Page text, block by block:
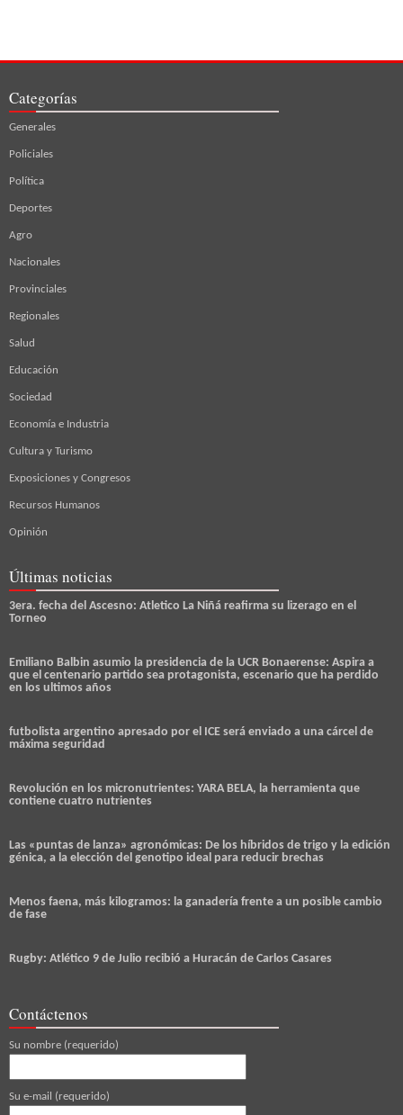
Categorías
Generales
Policiales
Política
Deportes
Agro
Nacionales
Provinciales
Regionales
Salud
Educación
Sociedad
Economía e Industria
Cultura y Turismo
Exposiciones y Congresos
Recursos Humanos
Opinión
Últimas noticias
3era. fecha del Ascesno: Atletico La Niñá reafirma su lizerago en el
Torneo
Emiliano Balbin asumio la presidencia de la UCR Bonaerense: Aspira a
que el centenario partido sea protagonista, escenario que ha perdido
en los ultimos años
futbolista argentino apresado por el ICE será enviado a una cárcel de
máxima seguridad
Revolución en los micronutrientes: YARA BELA, la herramienta que
contiene cuatro nutrientes
Las «puntas de lanza» agronómicas: De los híbridos de trigo y la edición
génica, a la elección del genotipo ideal para reducir brechas
Menos faena, más kilogramos: la ganadería frente a un posible cambio
de fase
Rugby: Atlético 9 de Julio recibió a Huracán de Carlos Casares
Contáctenos
Su nombre (requerido)
Su e-mail (requerido)